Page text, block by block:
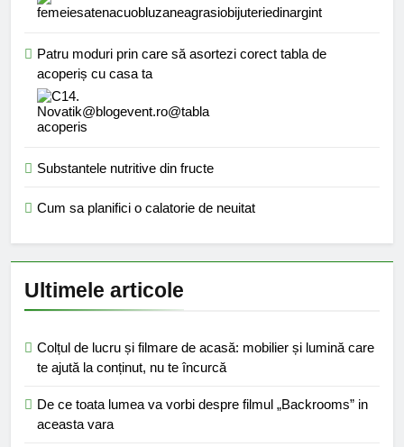
Patru moduri prin care să asortezi corect tabla de
acoperiș cu casa ta
Substantele nutritive din fructe
Cum sa planifici o calatorie de neuitat
Ultimele articole
Colțul de lucru și filmare de acasă: mobilier și lumină care
te ajută la conținut, nu te încurcă
De ce toata lumea va vorbi despre filmul „Backrooms” in
aceasta vara